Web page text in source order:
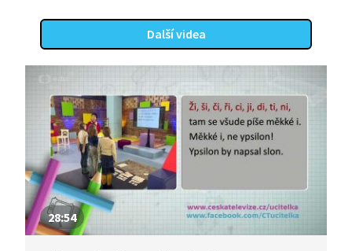
Další videa
28:54